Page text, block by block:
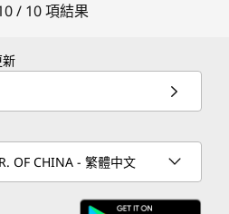
/ 10 項結果
OF CHINA - 繁體中文